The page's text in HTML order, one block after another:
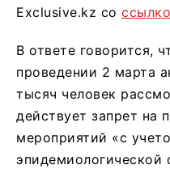
Exclusive.kz со
В ответе говорится,
проведении 2 марта
тысяч человек
действует запрет на
мероприятий «с
эпидемиологической